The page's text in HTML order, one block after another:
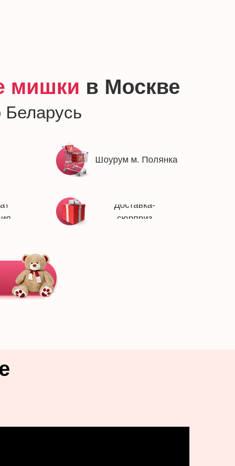
мишки в Москве
Беларусь
Шоурум м. Полянка
Доставка-
сюрприз